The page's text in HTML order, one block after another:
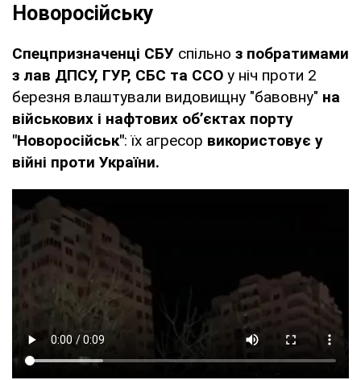
Новоросійську
Спецпризначенці СБУ спільно з побратимами
з лав ДПСУ, ГУР, СБС та ССО у ніч проти 2
березня влаштували видовищну "бавовну" на
військових і нафтових об’єктах порту
"Новоросійськ": їх агресор використовує у
війні проти України.